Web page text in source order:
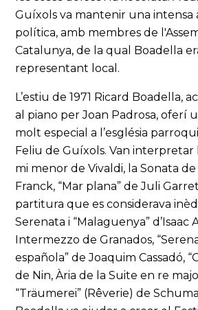
Guíxols va mantenir una intensa
política, amb membres de
Catalunya, de la qual Boadella
representant local.
L’estiu de 1971 Ricard Boadella,
al piano per Joan Padrosa, oferí
molt especial a l’església
Feliu de Guíxols. Van interpretar
mi menor de Vivaldi, la Sonata de
Franck, “Mar plana” de Juli
partitura que es considerava
Serenata i “Malaguenya” d’Isaac
Intermezzo de Granados,
española” de Joaquim Cassadó,
de Nin, Ària de la Suite en re
“Träumerei” (Rêverie) de